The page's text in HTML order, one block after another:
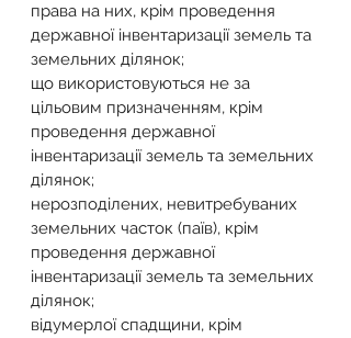
права на них, крім проведення
державної інвентаризації земель та
земельних ділянок;
що використовуються не за
цільовим призначенням, крім
проведення державної
інвентаризації земель та земельних
ділянок;
нерозподілених, невитребуваних
земельних часток (паїв), крім
проведення державної
інвентаризації земель та земельних
ділянок;
відумерлої спадщини, крім